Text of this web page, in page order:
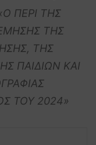
ΠΕΡΙ ΤΗΣ
ΤΗΣ
ΤΗΣ
ΠΑΙΔΙΩΝ ΚΑΙ
ΤΟΥ 2024»